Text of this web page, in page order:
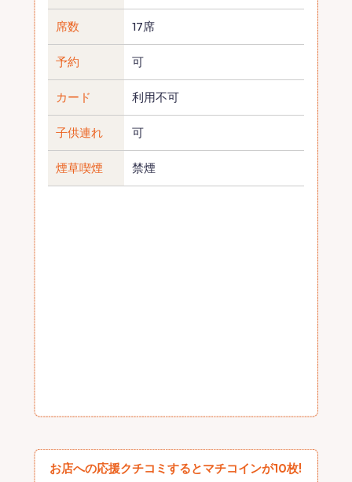
席数 17席
予約 可
カード 利用不可
子供連れ 可
煙草喫煙 禁煙
お店への応援クチコミするとマチコインが10枚!